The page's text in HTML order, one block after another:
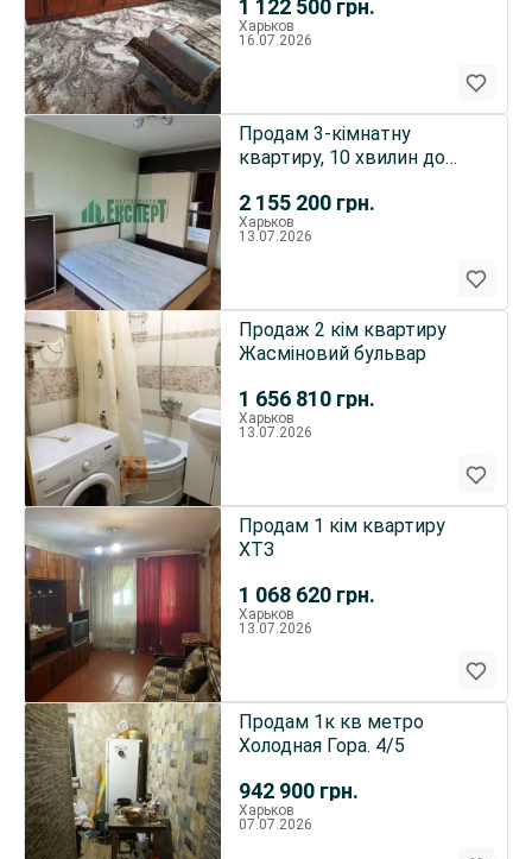
1 122 500 грн.
Харьков
16.07.2026
2 155 200 грн.
Продам 3-кімнатну
квартиру, 10 хвилин до
Харьков
13.07.2026
1 656 810 грн.
Продаж 2 кім квартиру
Жасміновий бульвар
Харьков
13.07.2026
1 068 620 грн.
Продам 1 кім квартиру
ХТЗ
Харьков
13.07.2026
942 900 грн.
Продам 1к кв метро
Холодная Гора. 4/5
Харьков
07.07.2026